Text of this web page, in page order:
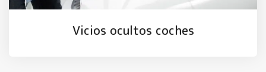
Vicios ocultos coches